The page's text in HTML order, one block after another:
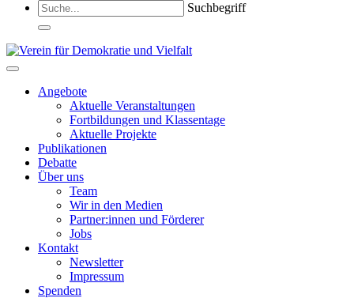
Suchbegriff
Angebote
Aktuelle Veranstaltungen
Fortbildungen und Klassentage
Aktuelle Projekte
Publikationen
Debatte
Über uns
Team
Wir in den Medien
Partner:innen und Förderer
Jobs
Kontakt
Newsletter
Impressum
Spenden